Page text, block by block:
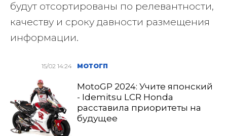
будут отсортированы по релевантности,
качеству и сроку давности размещения
информации.
15/02 14:24 МОТОГП
MotoGP 2024: Учите японский
- Idemitsu LCR Honda
расставила приоритеты на
будущее